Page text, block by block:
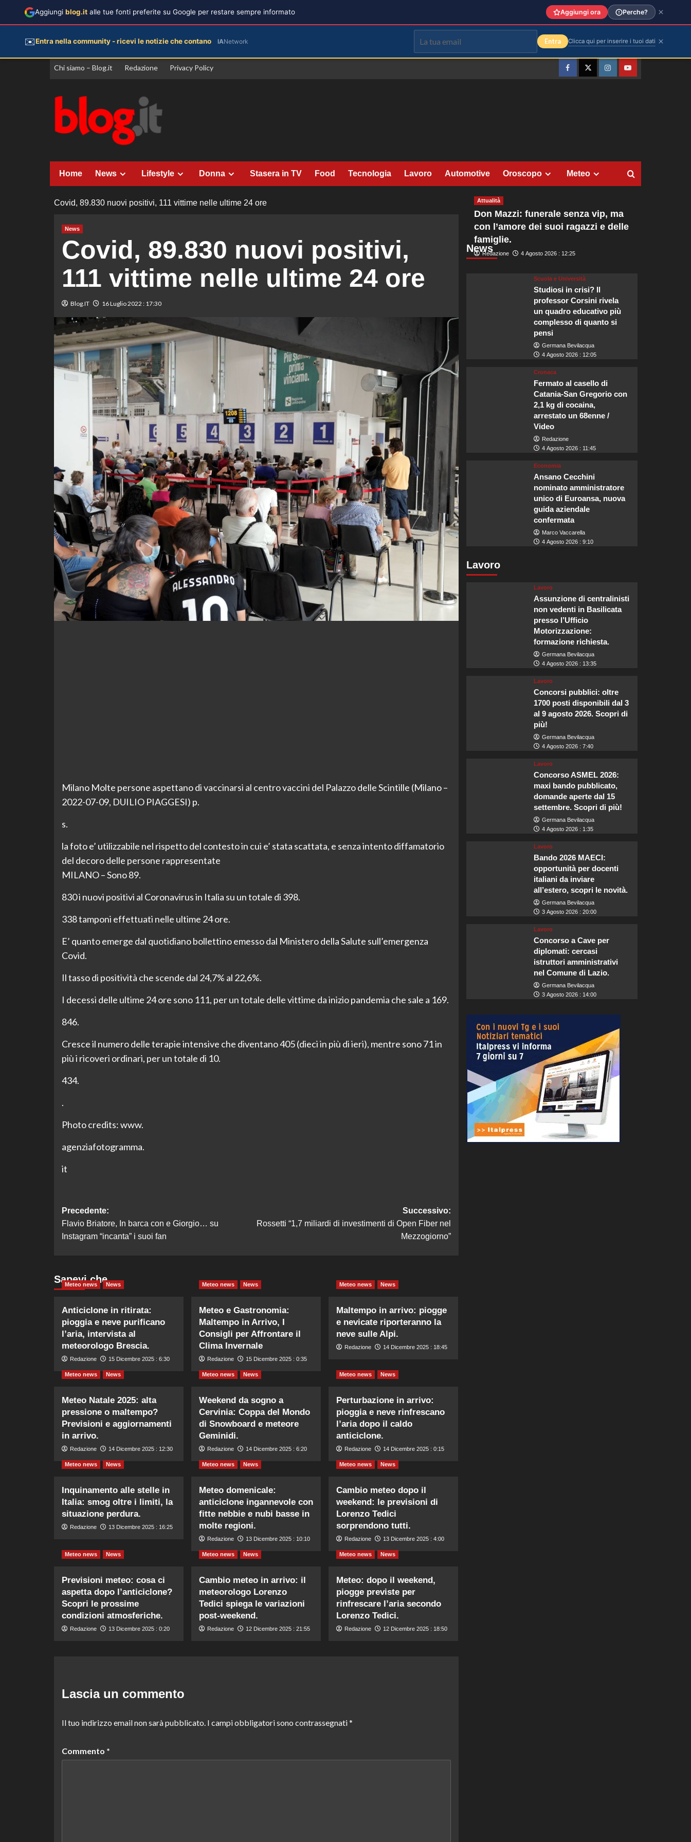
Vai
Chi siamo – Blog.it Redazione Privacy Policy
FacebookTwitterInstagramYouTube
Home News Lifestyle Donna Stasera in TV Food Tecnologia Lavoro Automotive Oroscopo Meteo
Covid, 89.830 nuovi positivi, 111 vittime nelle ultime 24 ore
News
Covid, 89.830 nuovi positivi,
111 vittime nelle ultime 24 ore
Blog.IT 16 Luglio 2022 : 17:30
Milano Molte persone aspettano di vaccinarsi al centro vaccini del Palazzo delle Scintille (Milano –
2022-07-09, DUILIO PIAGGESI) p.
s.
la foto e’ utilizzabile nel rispetto del contesto in cui e’ stata scattata, e senza intento diffamatorio
del decoro delle persone rappresentate
MILANO – Sono 89.
830 i nuovi positivi al Coronavirus in Italia su un totale di 398.
338 tamponi effettuati nelle ultime 24 ore.
E’ quanto emerge dal quotidiano bollettino emesso dal Ministero della Salute sull’emergenza
Covid.
Il tasso di positività che scende dal 24,7% al 22,6%.
I decessi delle ultime 24 ore sono 111, per un totale delle vittime da inizio pandemia che sale a 169.
846.
Cresce il numero delle terapie intensive che diventano 405 (dieci in più di ieri), mentre sono 71 in
più i ricoveri ordinari, per un totale di 10.
434.
.
Photo credits: www.
agenziafotogramma.
it
Navigazione
articolo
Precedente:
Flavio Briatore, In barca con e Giorgio… su
Instagram “incanta” i suoi fan
Successivo:
Rossetti “1,7 miliardi di investimenti di Open Fiber nel
Mezzogiorno”
Sapevi che…
Meteo news News
Anticiclone in ritirata:
pioggia e neve purificano
l’aria, intervista al
meteorologo Brescia.
Redazione 15 Dicembre 2025 : 6:30
Meteo news News
Meteo e Gastronomia:
Maltempo in Arrivo, I
Consigli per Affrontare il
Clima Invernale
Redazione 15 Dicembre 2025 : 0:35
Meteo news News
Maltempo in arrivo: piogge
e nevicate riporteranno la
neve sulle Alpi.
Redazione 14 Dicembre 2025 : 18:45
Meteo news News
Meteo Natale 2025: alta
pressione o maltempo?
Previsioni e aggiornamenti
in arrivo.
Redazione 14 Dicembre 2025 : 12:30
Meteo news News
Weekend da sogno a
Cervinia: Coppa del Mondo
di Snowboard e meteore
Geminidi.
Redazione 14 Dicembre 2025 : 6:20
Meteo news News
Perturbazione in arrivo:
pioggia e neve rinfrescano
l’aria dopo il caldo
anticiclone.
Redazione 14 Dicembre 2025 : 0:15
Meteo news News
Inquinamento alle stelle in
Italia: smog oltre i limiti, la
situazione perdura.
Redazione 13 Dicembre 2025 : 16:25
Meteo news News
Meteo domenicale:
anticiclone ingannevole con
fitte nebbie e nubi basse in
molte regioni.
Redazione 13 Dicembre 2025 : 10:10
Meteo news News
Cambio meteo dopo il
weekend: le previsioni di
Lorenzo Tedici
sorprendono tutti.
Redazione 13 Dicembre 2025 : 4:00
Meteo news News
Previsioni meteo: cosa ci
aspetta dopo l’anticiclone?
Scopri le prossime
condizioni atmosferiche.
Redazione 13 Dicembre 2025 : 0:20
Meteo news News
Cambio meteo in arrivo: il
meteorologo Lorenzo
Tedici spiega le variazioni
post-weekend.
Redazione 12 Dicembre 2025 : 21:55
Meteo news News
Meteo: dopo il weekend,
piogge previste per
rinfrescare l’aria secondo
Lorenzo Tedici.
Redazione 12 Dicembre 2025 : 18:50
Lascia un commento
Il tuo indirizzo email non sarà pubblicato. I campi obbligatori sono contrassegnati*
Commento *
News
Attualità
Don Mazzi: funerale senza vip, ma
con l’amore dei suoi ragazzi e delle
famiglie.
Redazione 4 Agosto 2026 : 12:25
Scuola e Università
Studiosi in crisi? Il
professor Corsini rivela
un quadro educativo più
complesso di quanto si
pensi
Germana Bevilacqua
4 Agosto 2026 : 12:05
Cronaca
Fermato al casello di
Catania-San Gregorio con
2,1 kg di cocaina,
arrestato un 68enne /
Video
Redazione
4 Agosto 2026 : 11:45
Economia
Ansano Cecchini
nominato amministratore
unico di Euroansa, nuova
guida aziendale
confermata
Marco Vaccarella
4 Agosto 2026 : 9:10
Lavoro
Lavoro
Assunzione di centralinisti
non vedenti in Basilicata
presso l’Ufficio
Motorizzazione:
formazione richiesta.
Germana Bevilacqua
4 Agosto 2026 : 13:35
Lavoro
Concorsi pubblici: oltre
1700 posti disponibili dal 3
al 9 agosto 2026. Scopri di
più!
Germana Bevilacqua
4 Agosto 2026 : 7:40
Lavoro
Concorso ASMEL 2026:
maxi bando pubblicato,
domande aperte dal 15
settembre. Scopri di più!
Germana Bevilacqua
4 Agosto 2026 : 1:35
Lavoro
Bando 2026 MAECI:
opportunità per docenti
italiani da inviare
all’estero, scopri le novità.
Germana Bevilacqua
3 Agosto 2026 : 20:00
Lavoro
Concorso a Cave per
diplomati: cercasi
istruttori amministrativi
nel Comune di Lazio.
Germana Bevilacqua
3 Agosto 2026 : 14:00
Aggiungi blog.it alle tue fonti preferite su Google per restare sempre informato Aggiungi ora Perche?
✉️Entra nella community - ricevi le notizie che contano IANetwork Entra Clicca qui per inserire i tuoi dati